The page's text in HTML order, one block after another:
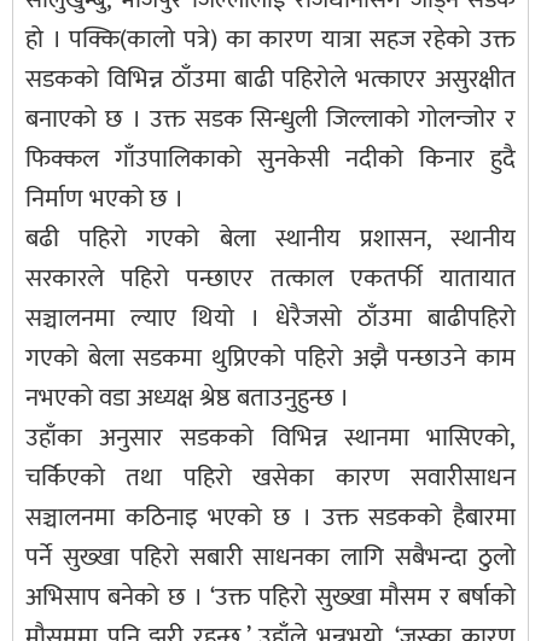
हो । पक्कि(कालो पत्रे) का कारण यात्रा सहज रहेको उक्त
सडकको विभिन्न ठाँउमा बाढी पहिरोले भत्काएर असुरक्षीत
बनाएको छ । उक्त सडक सिन्धुली जिल्लाको गोलन्जोर र
फिक्कल गाँउपालिकाको सुनकेसी नदीको किनार हुदै
निर्माण भएको छ ।
बढी पहिरो गएको बेला स्थानीय प्रशासन, स्थानीय
सरकारले पहिरो पन्छाएर तत्काल एकतर्फी यातायात
सञ्चालनमा ल्याए थियो । धेरैजसो ठाँउमा बाढीपहिरो
गएको बेला सडकमा थुप्रिएको पहिरो अझै पन्छाउने काम
नभएको वडा अध्यक्ष श्रेष्ठ बताउनुहुन्छ ।
उहाँका अनुसार सडकको विभिन्न स्थानमा भासिएको,
चर्किएको तथा पहिरो खसेका कारण सवारीसाधन
सञ्चालनमा कठिनाइ भएको छ । उक्त सडकको हैबारमा
पर्ने सुख्खा पहिरो सबारी साधनका लागि सबैभन्दा ठुलो
अभिसाप बनेको छ । ‘उक्त पहिरो सुख्खा मौसम र बर्षाको